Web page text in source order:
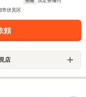
市伏見区
頼
店